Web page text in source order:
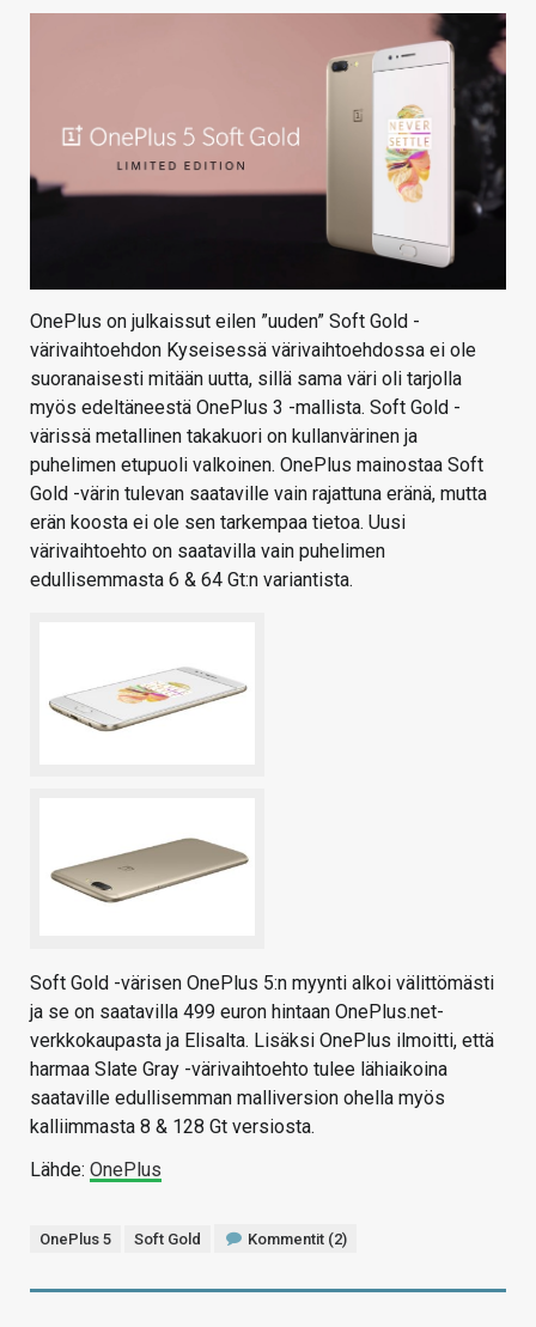
OnePlus on julkaissut eilen ”uuden” Soft Gold -
värivaihtoehdon Kyseisessä värivaihtoehdossa ei ole
suoranaisesti mitään uutta, sillä sama väri oli tarjolla
myös edeltäneestä OnePlus 3 -mallista. Soft Gold -
värissä metallinen takakuori on kullanvärinen ja
puhelimen etupuoli valkoinen. OnePlus mainostaa Soft
Gold -värin tulevan saataville vain rajattuna eränä, mutta
erän koosta ei ole sen tarkempaa tietoa. Uusi
värivaihtoehto on saatavilla vain puhelimen
edullisemmasta 6 & 64 Gt:n variantista.
Soft Gold -värisen OnePlus 5:n myynti alkoi välittömästi
ja se on saatavilla 499 euron hintaan OnePlus.net-
verkkokaupasta ja Elisalta. Lisäksi OnePlus ilmoitti, että
harmaa Slate Gray -värivaihtoehto tulee lähiaikoina
saataville edullisemman malliversion ohella myös
kalliimmasta 8 & 128 Gt versiosta.
Lähde: OnePlus
OnePlus 5 Soft Gold Kommentit (2)